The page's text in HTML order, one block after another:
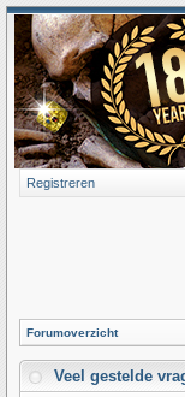
Registreren
Forumoverzicht
Veel gestelde